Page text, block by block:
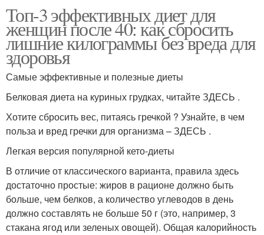
Топ-3 эффективных диет для
женщин после 40: как сбросить
лишние килограммы без вреда для
здоровья
Самые эффективные и полезные диеты
Белковая диета на куриных грудках, читайте ЗДЕСЬ .
Хотите сбросить вес, питаясь гречкой ? Узнайте, в чем
польза и вред гречки для организма – ЗДЕСЬ .
Легкая версия популярной кето-диеты
В отличие от классического варианта, правила здесь
достаточно простые: жиров в рационе должно быть
больше, чем белков, а количество углеводов в день
должно составлять не больше 50 г (это, например, 3
стакана ягод или зеленых овощей). Общая калорийность